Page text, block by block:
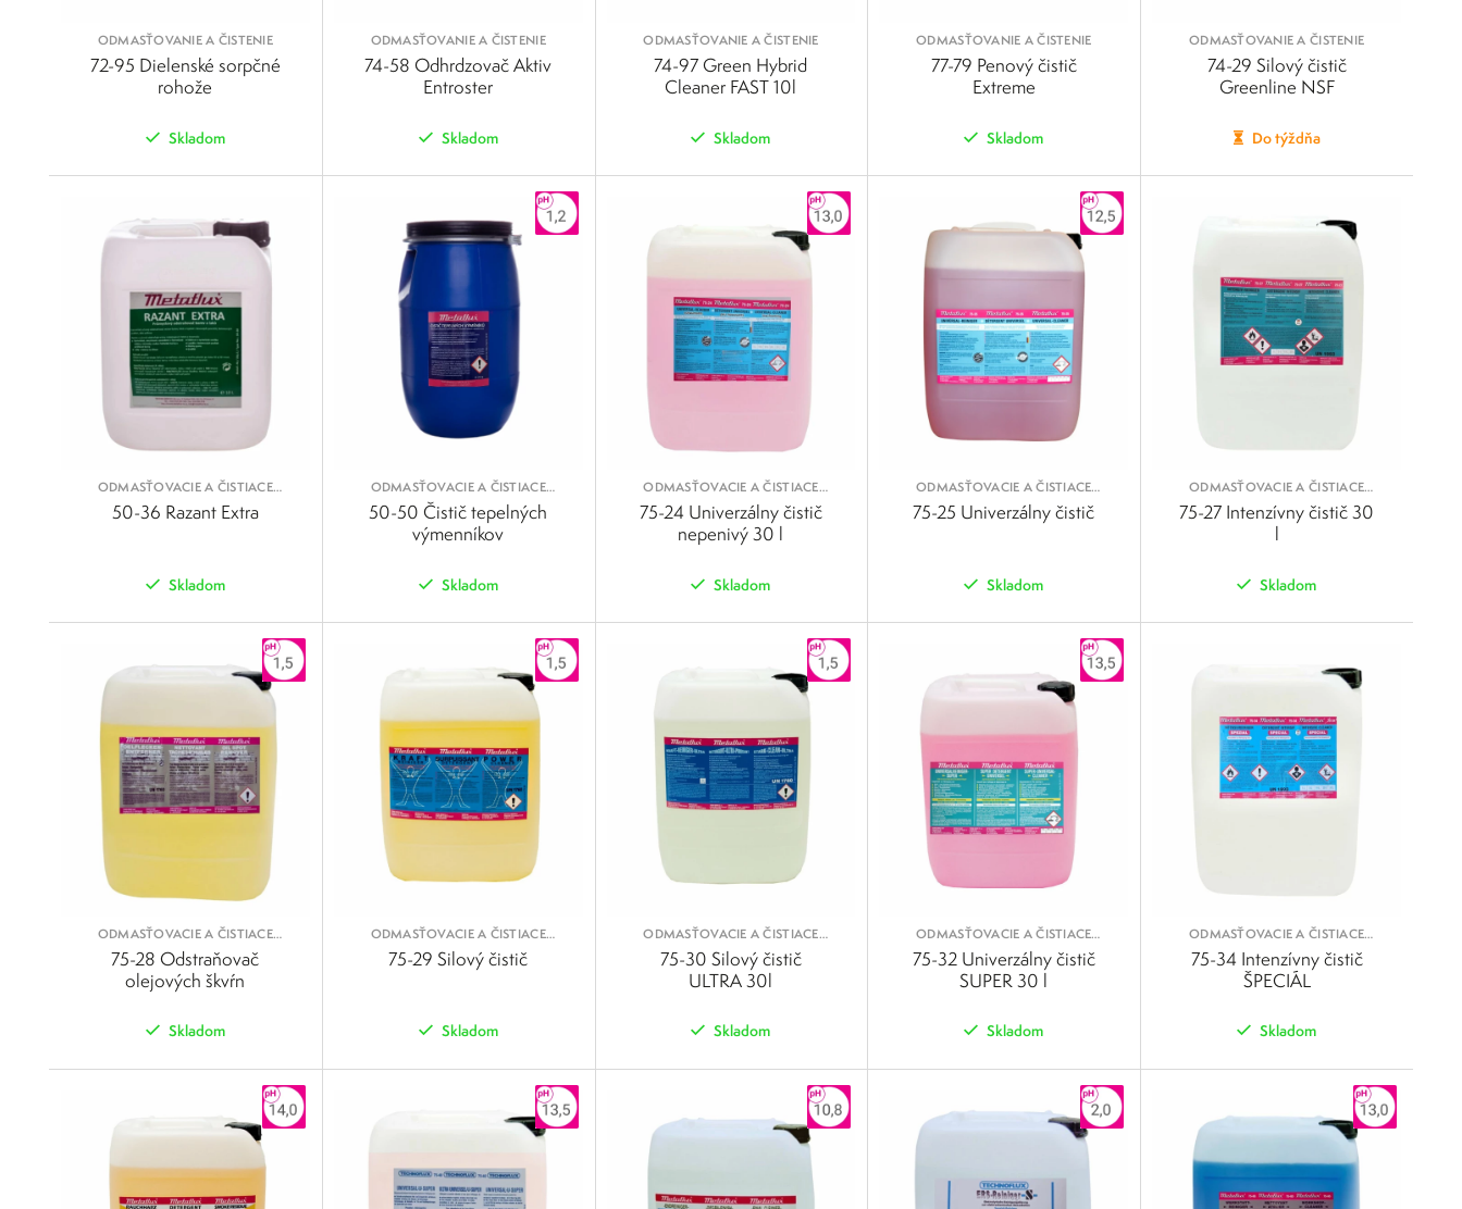
ODMASŤOVANIE A ČISTENIE
72-95 Dielenské sorpčné
rohože
Skladom
ODMASŤOVANIE A ČISTENIE
74-58 Odhrdzovač Aktiv
Entroster
Skladom
ODMASŤOVANIE A ČISTENIE
74-97 Green Hybrid
Cleaner FAST 10l
Skladom
ODMASŤOVANIE A ČISTENIE
77-79 Penový čistič
Extreme
Skladom
ODMASŤOVANIE A ČISTENIE
74-29 Silový čistič
Greenline NSF
Do týždňa
ODMASŤOVACIE A ČISTIACE
KVAPALINY
50-36 Razant Extra
Skladom
ODMASŤOVACIE A ČISTIACE
KVAPALINY
50-50 Čistič tepelných
výmenníkov
Skladom
ODMASŤOVACIE A ČISTIACE
KVAPALINY
75-24 Univerzálny čistič
nepenivý 30 l
Skladom
ODMASŤOVACIE A ČISTIACE
KVAPALINY
75-25 Univerzálny čistič
Skladom
ODMASŤOVACIE A ČISTIACE
KVAPALINY
75-27 Intenzívny čistič 30
l
Skladom
ODMASŤOVACIE A ČISTIACE
KVAPALINY
75-28 Odstraňovač
olejových škvŕn
Skladom
ODMASŤOVACIE A ČISTIACE
KVAPALINY
75-29 Silový čistič
Skladom
ODMASŤOVACIE A ČISTIACE
KVAPALINY
75-30 Silový čistič
ULTRA 30l
Skladom
ODMASŤOVACIE A ČISTIACE
KVAPALINY
75-32 Univerzálny čistič
SUPER 30 l
Skladom
ODMASŤOVACIE A ČISTIACE
KVAPALINY
75-34 Intenzívny čistič
ŠPECIÁL
Skladom